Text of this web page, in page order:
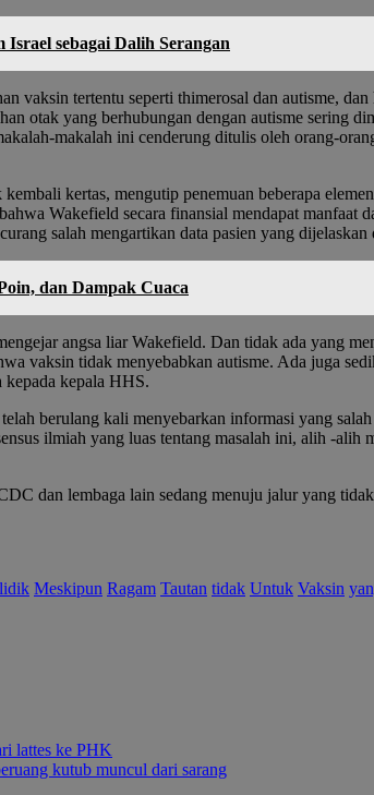
sebagai Dalih Serangan
vaksin tertentu seperti thimerosal dan autisme,
otak yang berhubungan dengan autisme sering
makalah ini cenderung ditulis oleh orang-
kertas, mengutip penemuan beberapa
Wakefield secara finansial mendapat
salah mengartikan data pasien yang
dan Dampak Cuaca
angsa liar Wakefield. Dan tidak ada yang
vaksin tidak menyebabkan autisme. Ada juga
kepada kepala HHS.
berulang kali menyebarkan informasi yang
ilmiah yang luas tentang masalah ini, alih -
dan lembaga lain sedang menuju jalur yang
Meskipun Ragam Tautan tidak Untuk Vaksin
lattes ke PHK
kutub muncul dari sarang